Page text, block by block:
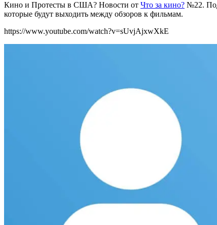
Кино и Протесты в США? Новости от Что за кино? №22.
которые будут выходить между обзоров к фильмам.
https://www.youtube.com/watch?v=sUvjAjxwXkE